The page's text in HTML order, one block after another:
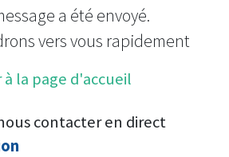
a été envoyé.
vers vous rapidement
la page d'accueil
contacter en direct